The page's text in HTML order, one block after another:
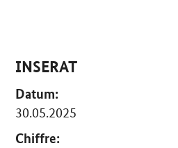
INSERAT
Datum:
30.05.2025
Chiffre: